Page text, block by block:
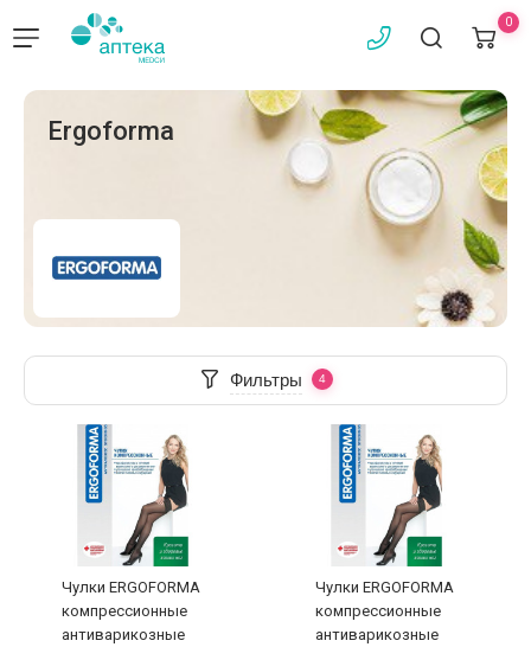
0
Ergoforma
Фильтры
Чулки ERGOFORMA
компрессионные
антиварикозные
Чулки ERGOFORMA
компрессионные
антиварикозные